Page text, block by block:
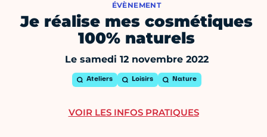
ÉVÈNEMENT
Je réalise mes cosmétiques
100% naturels
Le samedi 12 novembre 2022
Ateliers Loisirs Nature
VOIR LES INFOS PRATIQUES